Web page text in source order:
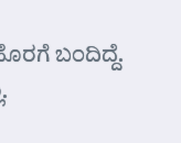
ಬಂದಿದ್ದೆ.